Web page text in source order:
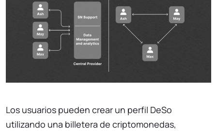
Los usuarios pueden crear un perfil DeSo
utilizando una billetera de criptomonedas,